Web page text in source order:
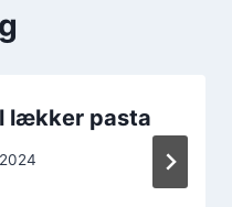
lækker pasta